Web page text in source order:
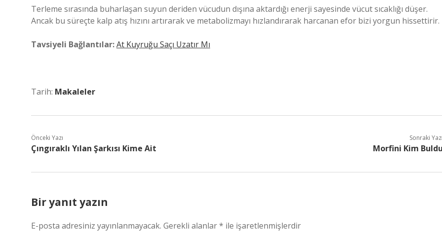
Terleme sırasında buharlaşan suyun deriden vücudun dışına aktardığı enerji sayesinde vücut sıcaklığı düşer.
Ancak bu süreçte kalp atış hızını artırarak ve metabolizmayı hızlandırarak harcanan efor bizi yorgun hissettirir.
Tavsiyeli Bağlantılar:At Kuyruğu Saçı Uzatır Mı
Tarih: Makaleler
Önceki Yazı
Çıngıraklı Yılan Şarkısı Kime Ait
Sonraki Yazı
Morfini Kim Buldu
Bir yanıt yazın
E-posta adresiniz yayınlanmayacak. Gerekli alanlar* ile işaretlenmişlerdir